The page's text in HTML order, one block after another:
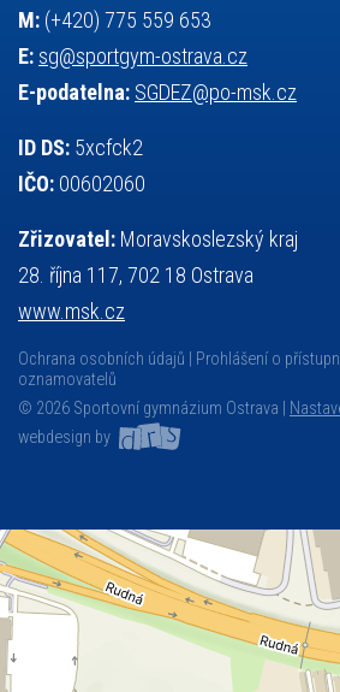
M: (+420) 775 559 653
E: sg@sportgym-ostrava.cz
E-podatelna: SGDEZ@po-msk.cz
ID DS: 5xcfck2
IČO: 00602060
Zřizovatel: Moravskoslezský kraj
28. října 117, 702 18 Ostrava
www.msk.cz
Ochrana osobních údajů Prohlášení o
oznamovatelů
© 2026 Sportovní gymnázium Ostrava |
webdesign by